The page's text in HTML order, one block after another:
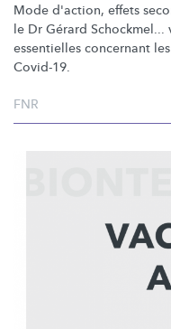
Mode d'action, effets
le Dr Gérard
essentielles concernant
Covid-19.
FNR